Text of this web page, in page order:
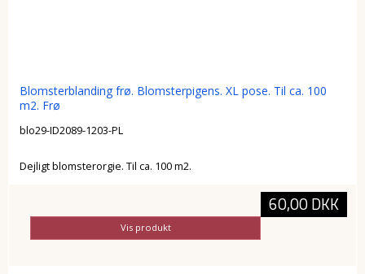
Blomsterblanding frø. Blomsterpigens. XL pose. Til ca. 100
m2. Frø
blo29-ID2089-1203-PL
Dejligt blomsterorgie. Til ca. 100 m2.
60,00 DKK
Vis produkt